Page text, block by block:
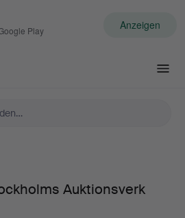
Play Anzeigen
Auktionsverk